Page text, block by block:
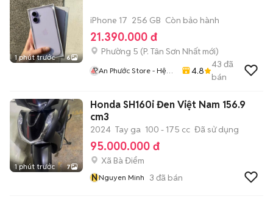
1 phút trước 6
iPhone 17 256 GB Còn bảo hành
21.390.000 đ
Phường 5 (P. Tân Sơn Nhất mới)
An Phước Store - Hệ
4.8
43 đã
bán
1 phút trước 7
Honda SH160i Đen Việt Nam 156.9
cm3
2024 Tay ga 100 - 175 cc Đã sử dụng
95.000.000 đ
Xã Bà Điểm
NNguyen Minh 3 đã bán